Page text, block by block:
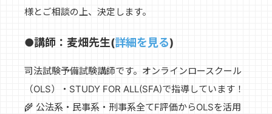
様とご相談の上、決定します。
●講師：麦畑先生(詳細を見る)
司法試験予備試験講師です。オンラインロースクール
（OLS）・STUDY FOR ALL(SFA)で指導しています！
🌾 公法系・民事系・刑事系全てF評価からOLSを活用